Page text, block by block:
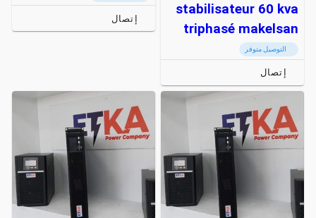
stabilisateur 60 kva
triphasé makelsan
التوصيل متوفر
إتصال
إتصال